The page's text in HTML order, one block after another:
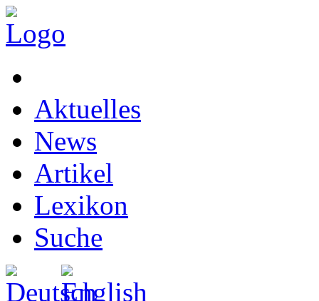
Aktuelles
News
Artikel
Lexikon
Suche